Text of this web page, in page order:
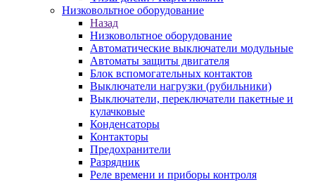
Низковольтное оборудование
Назад
Низковольтное оборудование
Автоматические выключатели модульные
Автоматы защиты двигателя
Блок вспомогательных контактов
Выключатели нагрузки (рубильники)
Выключатели, переключатели пакетные и
кулачковые
Конденсаторы
Контакторы
Предохранители
Разрядник
Реле времени и приборы контроля